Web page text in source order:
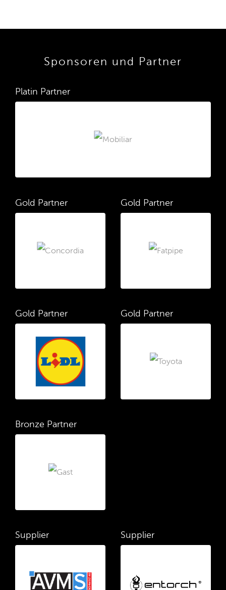
Sponsoren und Partner
Platin Partner
Gold Partner Gold Partner
Gold Partner Gold Partner
Bronze Partner
Supplier Supplier